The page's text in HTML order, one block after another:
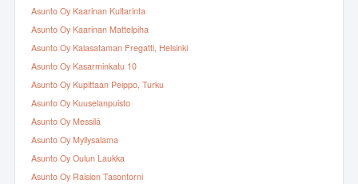
Asunto Oy Kaarinan Kultarinta
Asunto Oy Kaarinan Mattelpiha
Asunto Oy Kalasataman Fregatti, Helsinki
Asunto Oy Kasarminkatu 10
Asunto Oy Kupittaan Peippo, Turku
Asunto Oy Kuuselanpuisto
Asunto Oy Messilä
Asunto Oy Myllysalama
Asunto Oy Oulun Laukka
Asunto Oy Raision Tasontorni